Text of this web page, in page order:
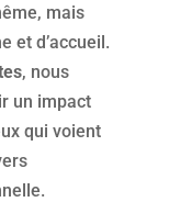
mais
et d’accueil.
, nous
un impact
qui voient